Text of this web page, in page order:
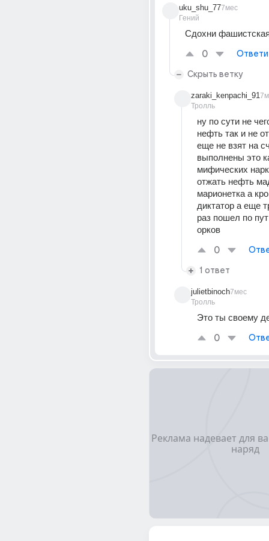
uku_shu_77
Гений
7мес
Cдoxни
0
Скрыть ветку
zaraki_kenpachi_91
Тролль
ну по сути не
нефть так и не
еще не взят на
выполнены это
мифических
отжать нефть
марионетка а
диктатор а еще
раз пошел по
орков
0
1 ответ
julietbinoch
Тролль
7мес
Это ты своему
0